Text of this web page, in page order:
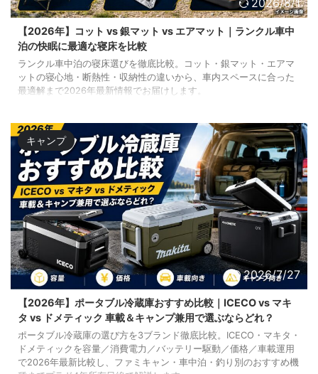
【2026年】コット vs 銀マット vs エアマット｜ランクル車中
泊の快眠に最適な寝床を比較
ランクル車中泊の寝床選びを徹底比較。コット・銀マット・エアマ
ットの寝心地・断熱性・収納性の違いから、車内スペースに合った
最適解まで2026年最新情報でお届けします。
キャンプ
2026/7/27
【2026年】ポータブル冷蔵庫おすすめ比較｜ICECO vs マキ
タ vs ドメティック 車載＆キャンプ兼用で選ぶならどれ？
ポータブル冷蔵庫の選び方を3ブランド徹底比較。ICECO・マキタ・
ドメティックを容量／消費電力／バッテリー駆動／価格／車載運用
で2026年最新比較し、ファミキャン・車中泊・釣り別のおすすめ機